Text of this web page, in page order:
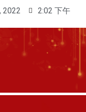
2022 2:02 下午